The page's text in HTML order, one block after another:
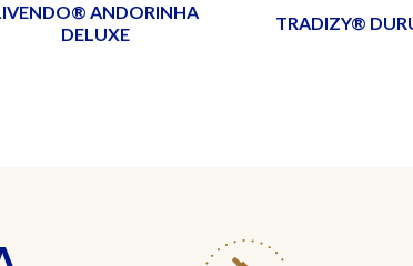
ANDORINHA
DELUXE
TRADIZY®